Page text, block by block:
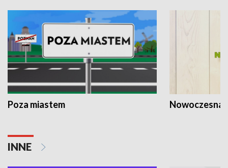
Poza miastem Nowoczesna
INNE